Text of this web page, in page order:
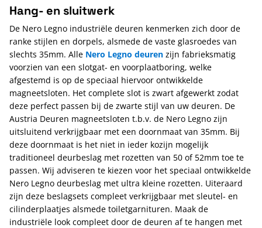
Hang- en sluitwerk
De Nero Legno industriële deuren kenmerken zich door de
ranke stijlen en dorpels, alsmede de vaste glasroedes van
slechts 35mm. Alle Nero Legno deuren zijn fabrieksmatig
voorzien van een slotgat- en voorplaatboring, welke
afgestemd is op de speciaal hiervoor ontwikkelde
magneetsloten. Het complete slot is zwart afgewerkt zodat
deze perfect passen bij de zwarte stijl van uw deuren. De
Austria Deuren magneetsloten t.b.v. de Nero Legno zijn
uitsluitend verkrijgbaar met een doornmaat van 35mm. Bij
deze doornmaat is het niet in ieder kozijn mogelijk
traditioneel deurbeslag met rozetten van 50 of 52mm toe te
passen. Wij adviseren te kiezen voor het speciaal ontwikkelde
Nero Legno deurbeslag met ultra kleine rozetten. Uiteraard
zijn deze beslagsets compleet verkrijgbaar met sleutel- en
cilinderplaatjes alsmede toiletgarnituren. Maak de
industriële look compleet door de deuren af te hangen met